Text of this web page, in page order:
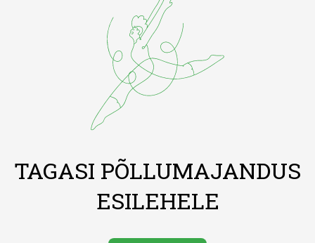
TAGASI PÕLLUMAJANDUS
ESILEHELE